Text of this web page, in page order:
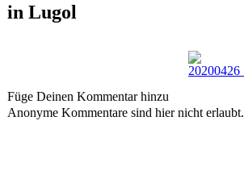
in Lugol
Füge Deinen Kommentar hinzu
Anonyme Kommentare sind hier nicht erlaubt.